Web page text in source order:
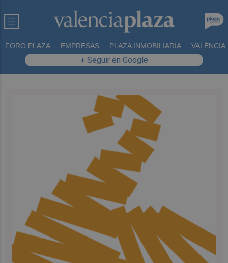
FORO PLAZA EMPRESAS PLAZA INMOBILIARIA VALÈNCIA
+ Seguir en Google